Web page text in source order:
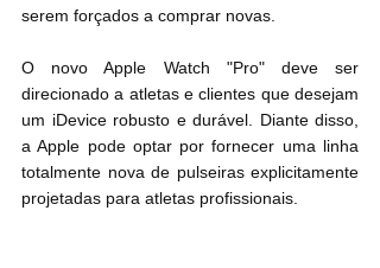
serem forçados a comprar novas.
O novo Apple Watch "Pro" deve ser
direcionado a atletas e clientes que desejam
um iDevice robusto e durável. Diante disso,
a Apple pode optar por fornecer uma linha
totalmente nova de pulseiras explicitamente
projetadas para atletas profissionais.